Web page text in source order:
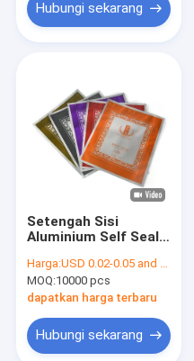
Kantong Kemasan Vakum
Gulungan Film Kemasan
Kantong Kemasan Berdiri
Gulungan Penyegel
Tas Penyimpanan
Kantong Segel Tiga Sisi
Hubungi sekarang
Setengah Sisi
Aluminium Self Seal
Bulan Dengan
Jendela
Harga:USD 0.02-0.05 and negotiation
MOQ:10000 pcs
dapatkan harga terbaru
Hubungi sekarang